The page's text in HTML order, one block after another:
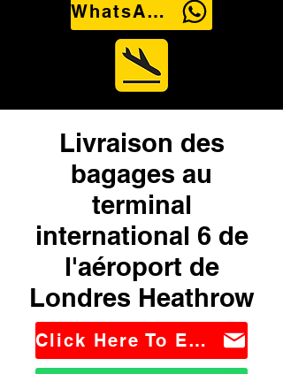
WhatsApp Us
Livraison des
bagages au
terminal
international 6 de
l'aéroport de
Londres Heathrow
Click Here To Email Us